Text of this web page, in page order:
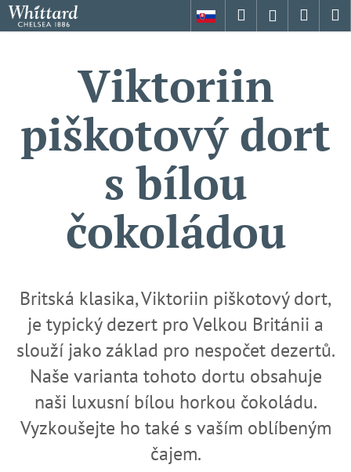
Přejít
obsah
Hledat Přihlášení
Viktoriin
piškotový dort
s bílou
čokoládou
Britská klasika, Viktoriin piškotový dort,
je typický dezert pro Velkou Británii a
slouží jako základ pro nespočet dezertů.
Naše varianta tohoto dortu obsahuje
naši luxusní bílou horkou čokoládu.
Vyzkoušejte ho také s vaším oblíbeným
čajem.
K
o
p
t
e
t
n
t